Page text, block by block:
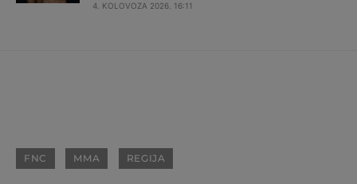
4. KOLOVOZA 2026. 16:11
FNC MMA REGIJA